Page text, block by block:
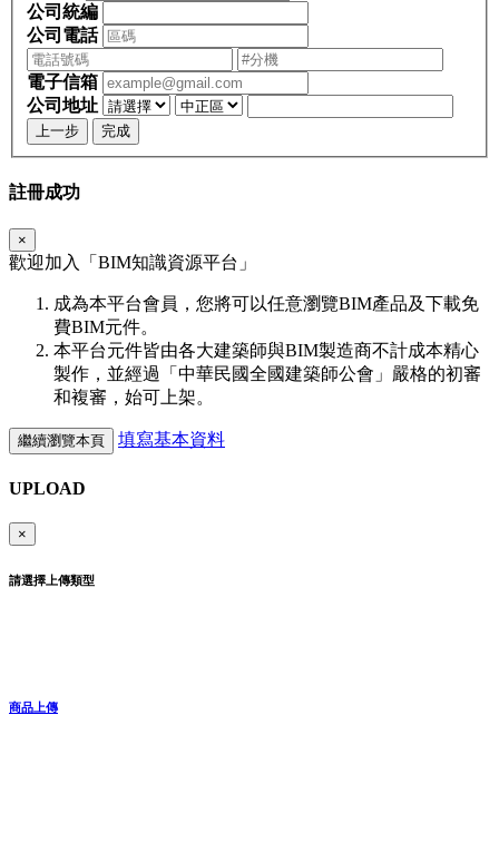
公司統編
公司電話
電子信箱
公司地址
上一步 完成
註冊成功
×
歡迎加入「 BIM知識資源平台」
成為本平台會員，您將可以任意瀏覽BIM產品及下載免
費BIM元件。
本平台元件皆由各大建築師與BIM製造商不計成本精心
製作，並經過「中華民國全國建築師公會」嚴格的初審
和複審，始可上架。
繼續瀏覽本頁 填寫基本資料
UPLOAD
×
請選擇上傳類型
商品上傳